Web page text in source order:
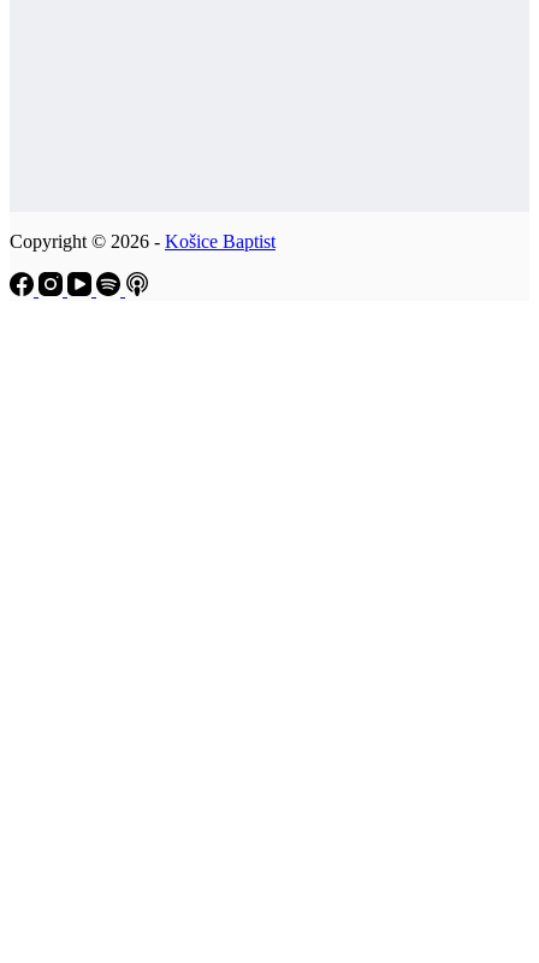
Copyright © 2026 - Košice Baptist